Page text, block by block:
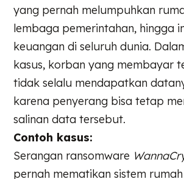
yang pernah melumpuhkan
lembaga pemerintahan, hingga
keuangan di seluruh dunia.
kasus, korban yang membayar
tidak selalu mendapatkan
karena penyerang bisa tetap
salinan data tersebut.
Contoh kasus:
Serangan ransomware
pernah mematikan sistem